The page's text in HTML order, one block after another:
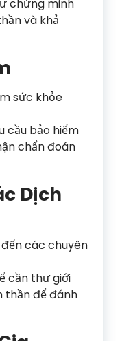
chứng minh
và khả
sức khỏe
cầu bảo hiểm
chẩn đoán
Dịch
đến các chuyên
cần thư giới
thần để đánh